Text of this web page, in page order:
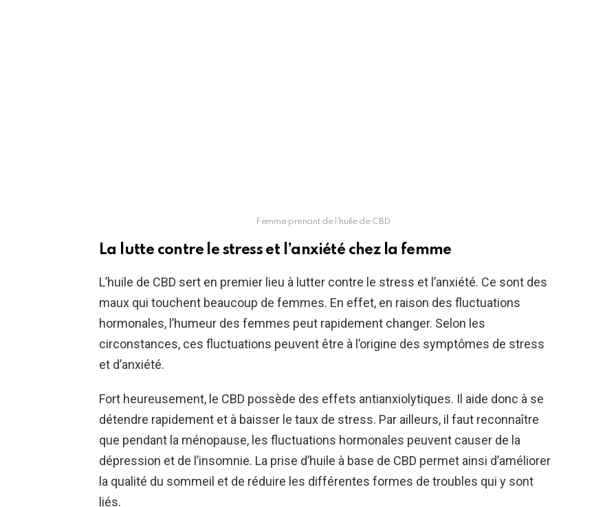
Femme prenant de l’huile de CBD
La lutte contre le stress et l’anxiété chez la femme
L’huile de CBD sert en premier lieu à lutter contre le stress et l’anxiété. Ce sont des
maux qui touchent beaucoup de femmes. En effet, en raison des fluctuations
hormonales, l’humeur des femmes peut rapidement changer. Selon les
circonstances, ces fluctuations peuvent être à l’origine des symptômes de stress
et d’anxiété.
Fort heureusement, le CBD possède des effets antianxiolytiques. Il aide donc à se
détendre rapidement et à baisser le taux de stress. Par ailleurs, il faut reconnaître
que pendant la ménopause, les fluctuations hormonales peuvent causer de la
dépression et de l’insomnie. La prise d’huile à base de CBD permet ainsi d’améliorer
la qualité du sommeil et de réduire les différentes formes de troubles qui y sont
liés.